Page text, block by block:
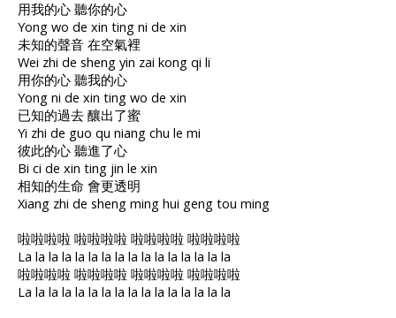
用我的心 聽你的心
Yong wo de xin ting ni de xin
未知的聲音 在空氣裡
Wei zhi de sheng yin zai kong qi li
用你的心 聽我的心
Yong ni de xin ting wo de xin
已知的過去 釀出了蜜
Yi zhi de guo qu niang chu le mi
彼此的心 聽進了心
Bi ci de xin ting jin le xin
相知的生命 會更透明
Xiang zhi de sheng ming hui geng tou ming
啦啦啦啦 啦啦啦啦 啦啦啦啦 啦啦啦啦
La la la la la la la la la la la la la la la la
啦啦啦啦 啦啦啦啦 啦啦啦啦 啦啦啦啦
La la la la la la la la la la la la la la la la